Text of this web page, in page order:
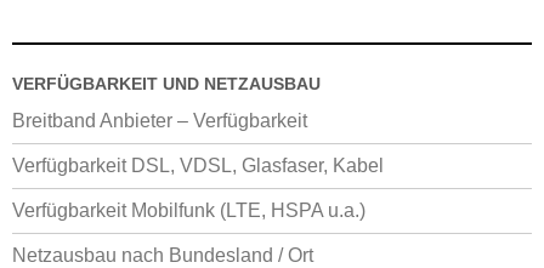
VERFÜGBARKEIT UND NETZAUSBAU
Breitband Anbieter – Verfügbarkeit
Verfügbarkeit DSL, VDSL, Glasfaser, Kabel
Verfügbarkeit Mobilfunk (LTE, HSPA u.a.)
Netzausbau nach Bundesland / Ort